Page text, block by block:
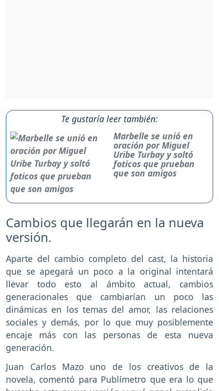
Te gustaría leer también:
Marbelle se unió en
oración por Miguel
Uribe Turbay y soltó
foticos que prueban
que son amigos
Cambios que llegarán en la nueva
versión.
Aparte del cambio completo del cast, la historia
que se apegará un poco a la original intentará
llevar todo esto al ámbito actual, cambios
generacionales que cambiarían un poco las
dinámicas en los temas del amor, las relaciones
sociales y demás, por lo que muy posiblemente
encaje más con las personas de esta nueva
generación.
Juan Carlos Mazo uno de los creativos de la
novela, comentó para Publímetro que era lo que